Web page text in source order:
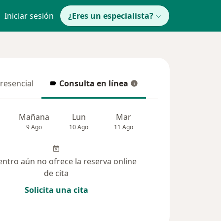
Iniciar sesión ¿Eres un especialista?
Consulta en línea
Consulta en línea
Mañana
9 Ago
Lun
10 Ago
Mar
11 Ago
aún no ofrece la reserva online
de cita
Solicita una cita